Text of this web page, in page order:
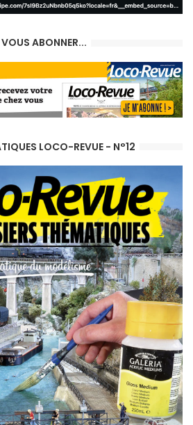
ABONNER...
LOCO-REVUE - N°12